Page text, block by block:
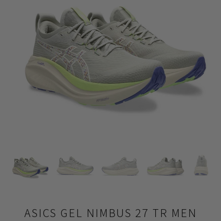
ASICS GEL NIMBUS 27 TR MEN